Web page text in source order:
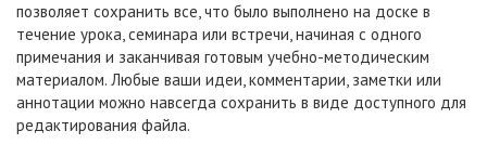
позволяет сохранить все, что было выполнено на доске в
течение урока, семинара или встречи, начиная с одного
примечания и заканчивая готовым учебно-методическим
материалом. Любые ваши идеи, комментарии, заметки или
аннотации можно навсегда сохранить в виде доступного для
редактирования файла.